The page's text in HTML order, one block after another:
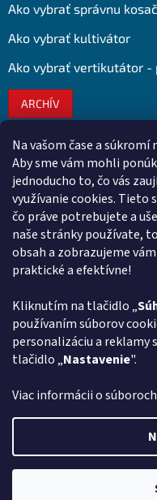
Na vašom čase a súkromí
Aby sme vám mohli
jednoducho to, čo vás
využívanie cookies. Tieto
čo práve potrebujete a
naše stránky používate,
obsah a zobrazujeme
praktické a efektívne!
Kliknutím na tlačidlo „
používaním súborov
personalizáciu a
tlačidlo „Nastavenie".
Viac informácii o
Ako vybrať správnu
Ako vybrať kultivátor
Ako vybrať vertikutátor -
ARCHÍV
Kontakt
obchod@ euroshopy.sk
0911 931 019
0911 931 019
Facebook Euroshopy
Prijímame online
Copyright 2026